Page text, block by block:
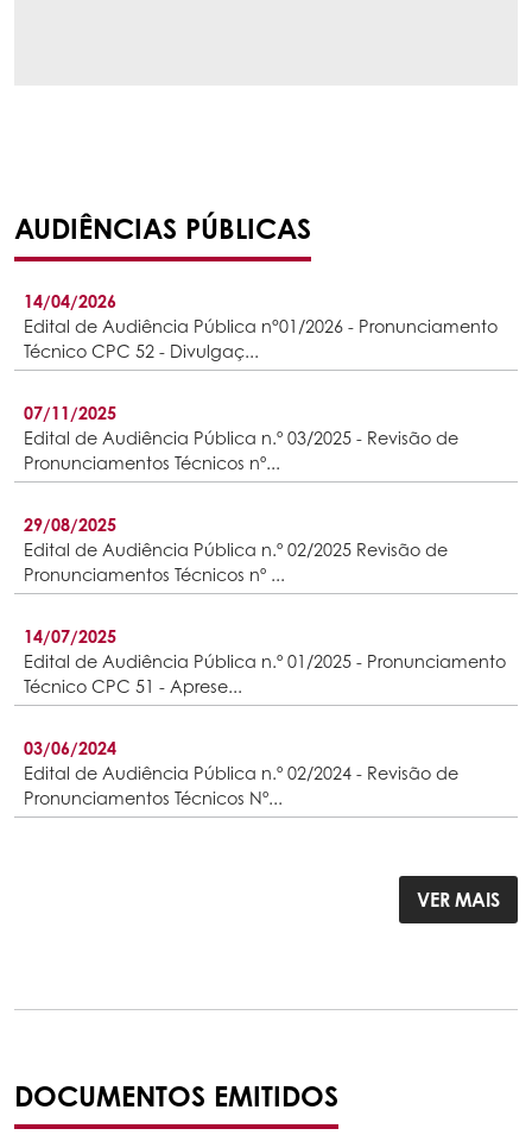
AUDIÊNCIAS PÚBLICAS
14/04/2026
Edital de Audiência Pública n°01/2026 - Pronunciamento
Técnico CPC 52 - Divulgaç...
07/11/2025
Edital de Audiência Pública n.º 03/2025 - Revisão de
Pronunciamentos Técnicos nº...
29/08/2025
Edital de Audiência Pública n.º 02/2025 Revisão de
Pronunciamentos Técnicos nº ...
14/07/2025
Edital de Audiência Pública n.º 01/2025 - Pronunciamento
Técnico CPC 51 - Aprese...
03/06/2024
Edital de Audiência Pública n.º 02/2024 - Revisão de
Pronunciamentos Técnicos Nº...
VER MAIS
DOCUMENTOS EMITIDOS